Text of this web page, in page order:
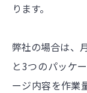
ります。
弊社の場合は、
と3つのパッケ
ージ内容を作業